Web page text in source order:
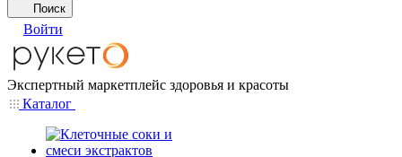
Поиск
Войти
Экспертный маркетплейс здоровья и красоты
Каталог